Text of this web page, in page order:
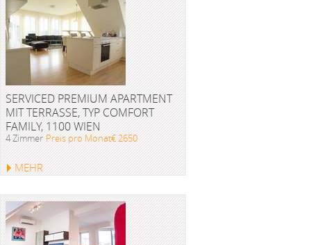
SERVICED PREMIUM APARTMENT
MIT TERRASSE, TYP COMFORT
FAMILY, 1100 WIEN
4 Zimmer Preis pro Monat€ 2650
MEHR